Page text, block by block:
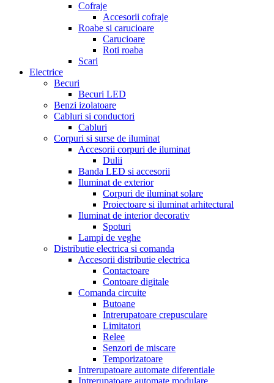
Cofraje
Accesorii cofraje
Roabe si carucioare
Carucioare
Roti roaba
Scari
Electrice
Becuri
Becuri LED
Benzi izolatoare
Cabluri si conductori
Cabluri
Corpuri si surse de iluminat
Accesorii corpuri de iluminat
Dulii
Banda LED si accesorii
Iluminat de exterior
Corpuri de iluminat solare
Proiectoare si iluminat arhitectural
Iluminat de interior decorativ
Spoturi
Lampi de veghe
Distributie electrica si comanda
Accesorii distributie electrica
Contactoare
Contoare digitale
Comanda circuite
Butoane
Intrerupatoare crepusculare
Limitatori
Relee
Senzori de miscare
Temporizatoare
Intrerupatoare automate diferentiale
Intrerupatoare automate modulare